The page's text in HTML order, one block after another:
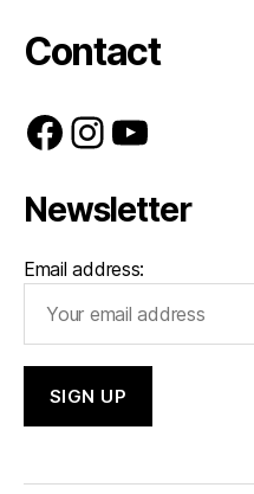
Contact
Facebook
Instagram
YouTube
Newsletter
Email address: